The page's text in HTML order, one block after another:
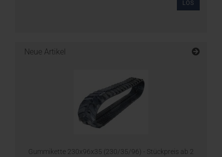
LOS
Neue Artikel
Gummikette 230x96x35 (230/35/96) - Stückpreis ab 2